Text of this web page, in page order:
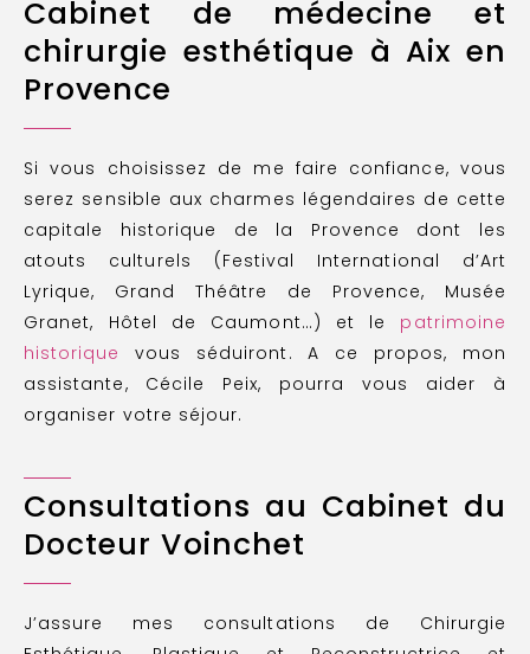
Cabinet de médecine et
chirurgie esthétique à Aix en
Provence
Si vous choisissez de me faire confiance, vous
serez sensible aux charmes légendaires de cette
capitale historique de la Provence dont les
atouts culturels (Festival International d’Art
Lyrique, Grand Théâtre de Provence, Musée
Granet, Hôtel de Caumont…) et le patrimoine
historique
vous séduiront. A ce propos, mon
assistante, Cécile Peix, pourra vous aider à
organiser votre séjour.
Consultations au Cabinet du
Docteur Voinchet
J’assure mes consultations de Chirurgie